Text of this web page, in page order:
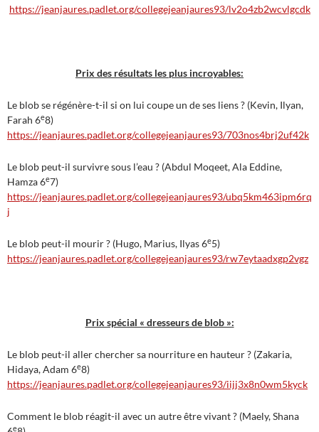
https://jeanjaures.padlet.org/collegejeanjaures93/lv2o4zb2wcvlgcdk
Prix des résultats les plus incroyables:
Le blob se régénère-t-il si on lui coupe un de ses liens ? (Kevin, Ilyan,
Farah 6e8)
https://jeanjaures.padlet.org/collegejeanjaures93/703nos4brj2uf42k
Le blob peut-il survivre sous l’eau ? (Abdul Moqeet, Ala Eddine,
Hamza 6e7)
https://jeanjaures.padlet.org/collegejeanjaures93/ubq5km463ipm6rq
j
Le blob peut-il mourir ? (Hugo, Marius, Ilyas 6e5)
https://jeanjaures.padlet.org/collegejeanjaures93/rw7eytaadxgp2vgz
Prix spécial « dresseurs de blob »:
Le blob peut-il aller chercher sa nourriture en hauteur ? (Zakaria,
Hidaya, Adam 6e8)
https://jeanjaures.padlet.org/collegejeanjaures93/iijj3x8n0wm5kyck
Comment le blob réagit-il avec un autre être vivant ? (Maely, Shana
e